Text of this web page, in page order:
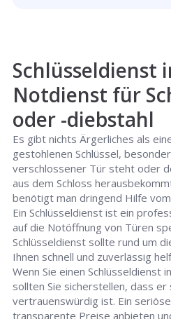
Schlüsseldienst
Notdienst für
oder -diebstahl
Es gibt nichts Ärgerliches als
gestohlenen Schlüssel,
verschlossener Tür steht oder
aus dem Schloss
benötigt man dringend Hilfe
Ein Schlüsseldienst ist ein
auf die Notöffnung von Türen
Schlüsseldienst sollte rund um
Ihnen schnell und zuverlässig
Wenn Sie einen Schlüsseldienst
sollten Sie sicherstellen, dass er
vertrauenswürdig ist. Ein
transparente Preise anbieten